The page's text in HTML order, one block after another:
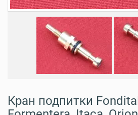
Кран подпитки